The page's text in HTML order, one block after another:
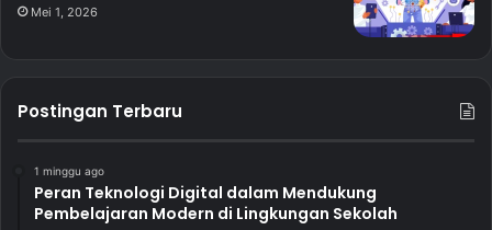
Mei 1, 2026
Postingan Terbaru
1 minggu ago
Peran Teknologi Digital dalam Mendukung
Pembelajaran Modern di Lingkungan Sekolah